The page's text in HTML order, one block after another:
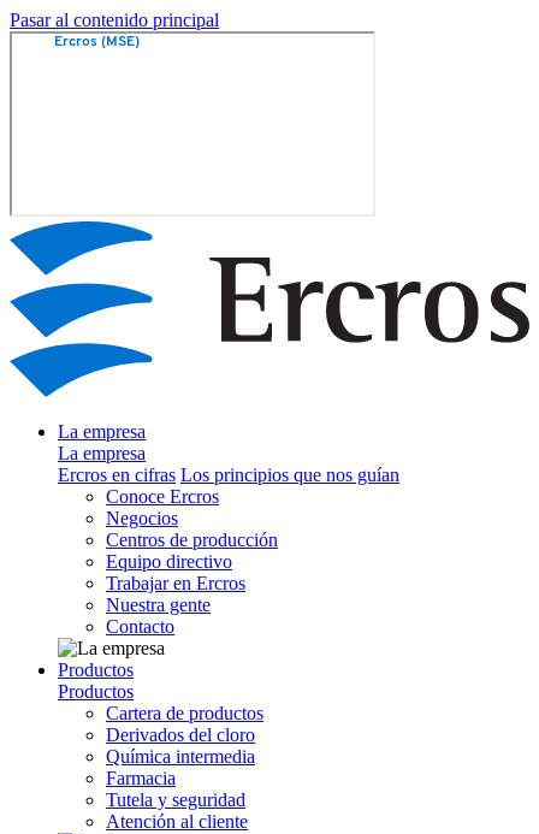
Pasar al contenido principal
La empresa
La empresa
Ercros en cifras Los principios que nos guían
Conoce Ercros
Negocios
Centros de producción
Equipo directivo
Trabajar en Ercros
Nuestra gente
Contacto
Productos
Productos
Cartera de productos
Derivados del cloro
Química intermedia
Farmacia
Tutela y seguridad
Atención al cliente